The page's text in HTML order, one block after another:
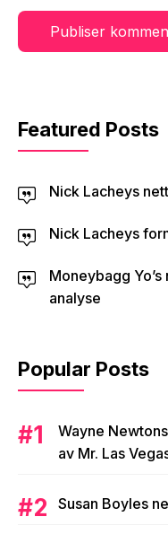
Featured Posts
Nick Lacheys
Nick Lacheys
Moneybagg
analyse
Popular Posts
Wayne
av Mr. Las
Susan Boyles